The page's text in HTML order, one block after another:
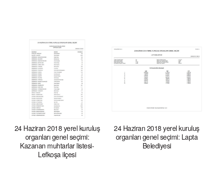
24 Haziran 2018 yerel kuruluş
organları genel seçimi:
Kazanan muhtarlar listesi-
Lefkoşa ilçesi
24 Haziran 2018 yerel kuruluş
organları genel seçimi: Lapta
Belediyesi